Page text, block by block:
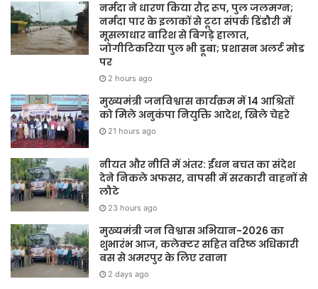
नर्मदा ने धारण किया रौद्र रूप, पुल जलमग्न;
नर्मदा पार के इलाकों से टूटा संपर्क डिंडौरी में
मूसलाधार बारिश से बिगड़े हालात,
जोगीटिकरिया पुल भी डूबा; प्रशासन अलर्ट मोड
पर
2 hours ago
मुख्यमंत्री जनविश्वास कार्यक्रम में 14 आश्रितों
को मिले अनुकंपा नियुक्ति आदेश, खिले चेहरे
21 hours ago
नीयत और नीति में अंतर: ईंधन बचत का संदेश
देने निकले अफसर, वापसी में सरकारी वाहनों से
लौटे
23 hours ago
मुख्यमंत्री जन विश्वास अभियान-2026 का
शुभारंभ आज, कलेक्टर सहित वरिष्ठ अधिकारी
बस से अमरपुर के लिए रवाना
2 days ago